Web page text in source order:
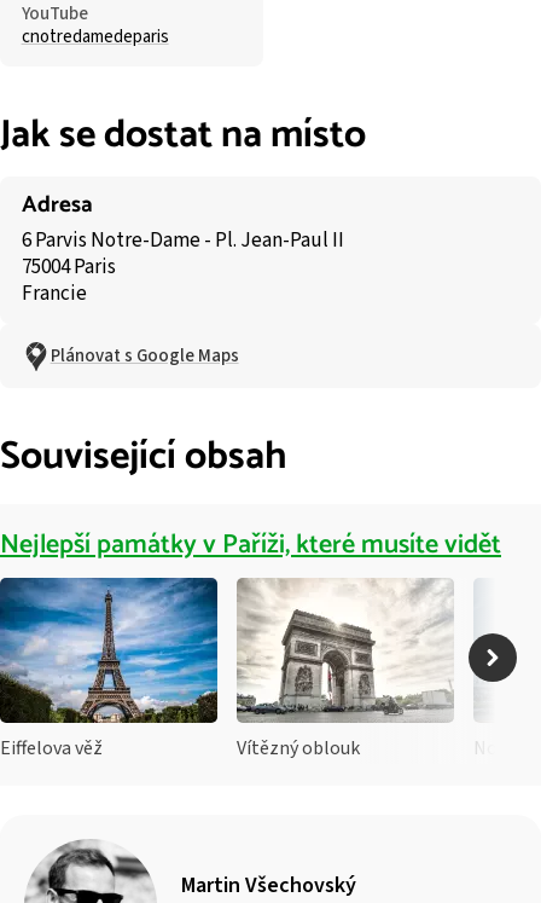
YouTube
cnotredamedeparis
Jak se dostat na místo
Adresa
6 Parvis Notre-Dame - Pl. Jean-Paul II
75004 Paris
Francie
Plánovat s Google Maps
Související obsah
Nejlepší památky v Paříži, které musíte vidět
Eiffelova věž Vítězný oblouk Notre-
Martin Všechovský